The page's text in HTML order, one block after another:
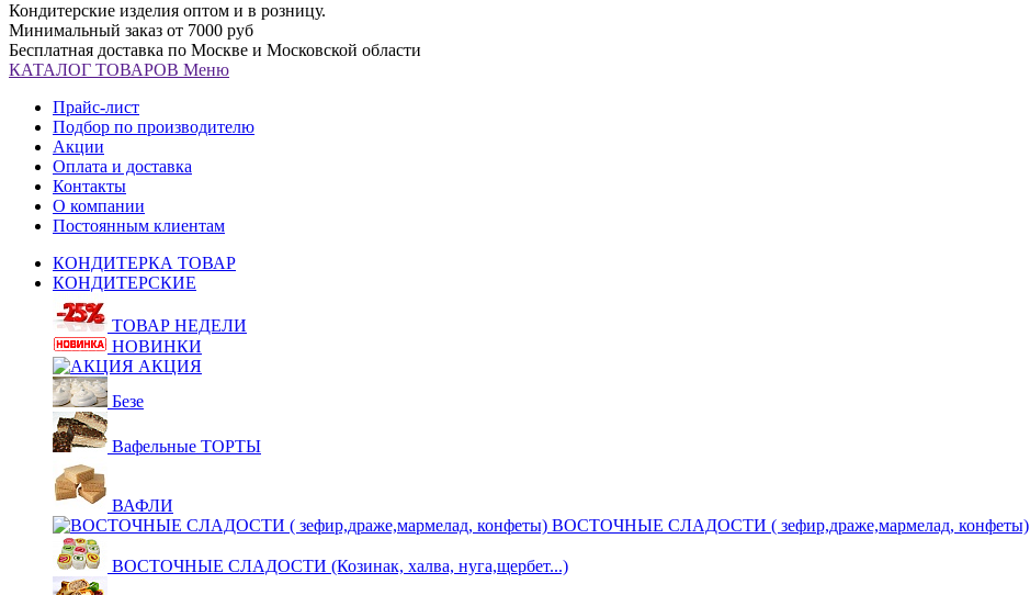
Кондитерские изделия оптом и в розницу.
Минимальный заказ от 7000 руб
Бесплатная доставка по Москве и Московской области
КАТАЛОГ ТОВАРОВ Меню
Прайс-лист
Подбор по производителю
Акции
Оплата и доставка
Контакты
О компании
Постоянным клиентам
КОНДИТЕРКА ТОВАР
КОНДИТЕРСКИЕ
ТОВАР НЕДЕЛИ
НОВИНКИ
АКЦИЯ
Безе
Вафельные ТОРТЫ
ВАФЛИ
ВОСТОЧНЫЕ СЛАДОСТИ ( зефир,драже,мармелад, конфеты)
ВОСТОЧНЫЕ СЛАДОСТИ (Козинак, халва, нуга,щербет...)